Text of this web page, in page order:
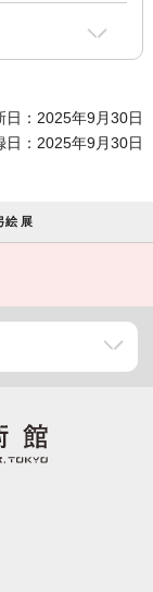
日：2025年9月30日
日：2025年9月30日
絵 展